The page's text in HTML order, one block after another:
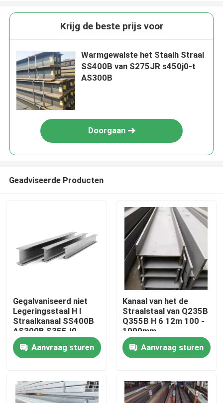
Huis
Ongeveer ons
Krijg de beste prijs voor
Warmgewalste het Staalh Straal
SS400B van S275JR s450j0-t
AS300B
Doorgaan
Geadviseerde Producten
Gegalvaniseerd niet
Legeringsstaal H I
Straalkanaal SS400B
AS300B S355J0
Q235B 4mm
Aanvraag sturen
Kanaal van het de
Straalstaal van Q235B
Q355B H 6 12m 100 -
1000mm
Gegalvaniseerde I-
SectieAanvraag sturen